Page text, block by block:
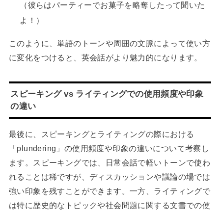
（彼らはパーティーでお菓子を略奪したって聞いた
よ！）
このように、単語のトーンや周囲の文脈によって使い方
に変化をつけると、英会話がより魅力的になります。
スピーキング vs ライティングでの使用頻度や印象
の違い
最後に、スピーキングとライティングの際における
「plundering」の使用頻度や印象の違いについて考察し
ます。スピーキングでは、日常会話で軽いトーンで使わ
れることは稀ですが、ディスカッションや議論の場では
強い印象を残すことができます。一方、ライティングで
は特に歴史的なトピックや社会問題に関する文書での使